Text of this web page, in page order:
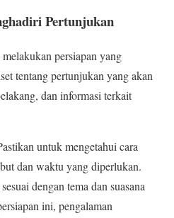
Pertunjukan
persiapan yang
tentang pertunjukan yang akan
dan informasi terkait
untuk mengetahui cara
dan waktu yang diperlukan.
dengan tema dan suasana
ini, pengalaman